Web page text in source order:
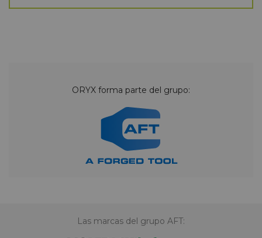
ORYX forma parte del grupo:
Las marcas del grupo AFT: